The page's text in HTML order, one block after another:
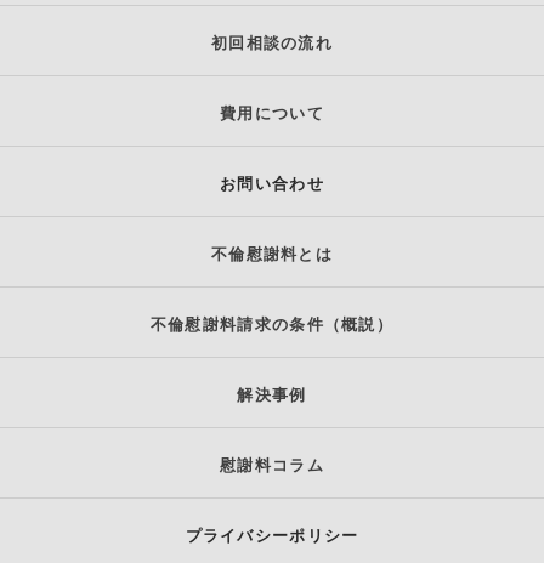
初回相談の流れ
費用について
お問い合わせ
不倫慰謝料とは
不倫慰謝料請求の条件（概説）
解決事例
慰謝料コラム
プライバシーポリシー